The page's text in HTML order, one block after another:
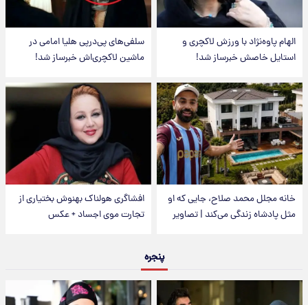
الهام پاوه‌نژاد با ورزش لاکچری و
استایل خاصش خبرساز شد!
سلفی‌های پی‌درپی هلیا امامی در
ماشین لاکچری‌اش خبرساز شد!
خانه مجلل محمد صلاح، جایی که او
مثل پادشاه زندگی می‌کند | تصاویر
افشاگری هولناک بهنوش بختیاری از
تجارت موی اجساد + عکس
پنجره